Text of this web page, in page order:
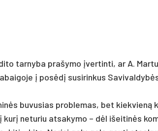
tar­ny­ba pra­šy­mo įver­tin­ti, ar A.
į po­sėdį su­si­rin­kus
bu­vu­sias pro­ble­mas, bet
ne­tu­riu at­sa­ky­mo – dėl išei­tinės